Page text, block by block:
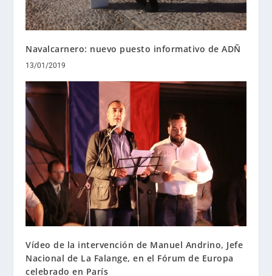
Navalcarnero: nuevo puesto informativo de ADÑ
13/01/2019
Vídeo de la intervención de Manuel Andrino, Jefe
Nacional de La Falange, en el Fórum de Europa
celebrado en París